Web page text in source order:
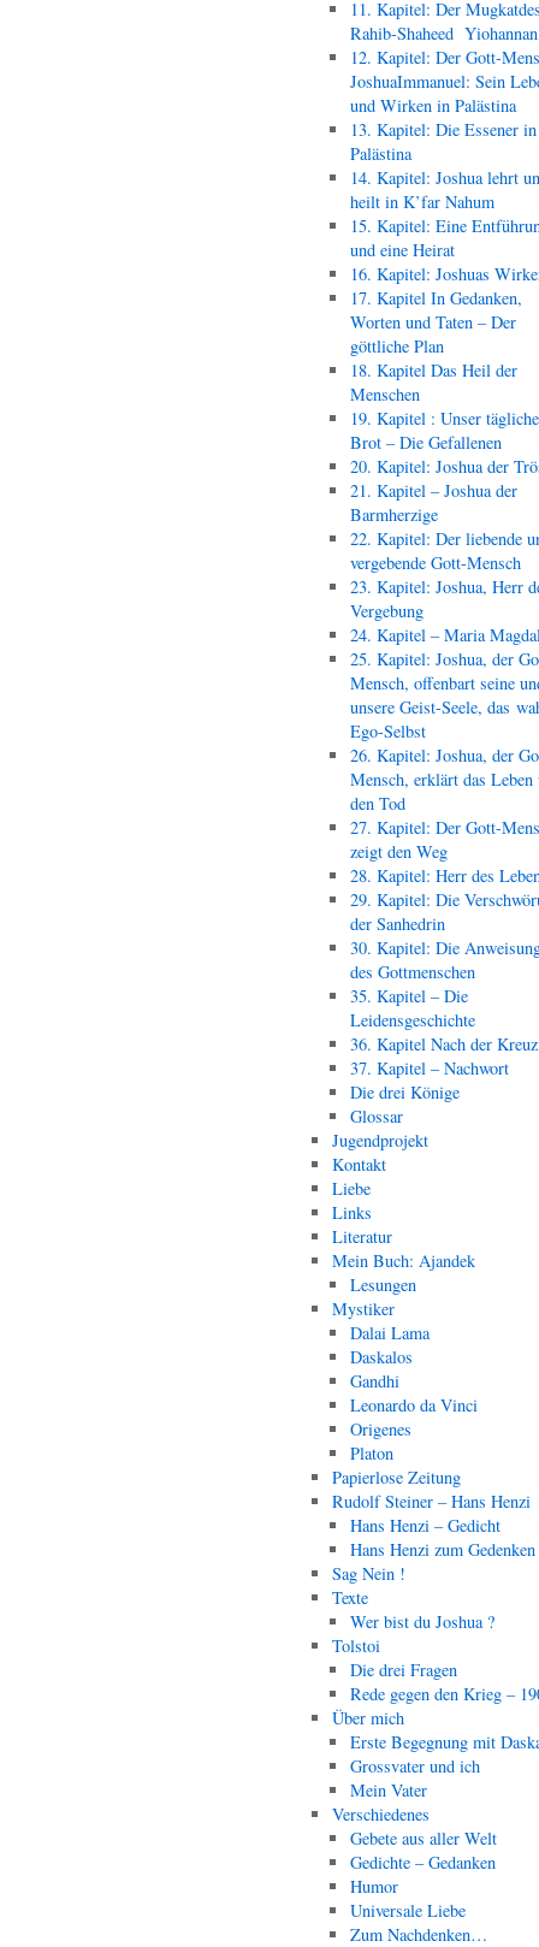
11. Kapitel: Der
Rahib-Shaheed
12. Kapitel: Der Gott-
JoshuaImmanuel: Sein
und Wirken in Palästina
13. Kapitel: Die Essener in
Palästina
14. Kapitel: Joshua lehrt
heilt in K’far Nahum
15. Kapitel: Eine
und eine Heirat
16. Kapitel: Joshuas
17. Kapitel In Gedanken,
Worten und Taten – Der
göttliche Plan
18. Kapitel Das Heil der
Menschen
19. Kapitel : Unser
Brot – Die Gefallenen
20. Kapitel: Joshua der
21. Kapitel – Joshua der
Barmherzige
22. Kapitel: Der liebende
vergebende Gott-Mensch
23. Kapitel: Joshua, Herr
Vergebung
24. Kapitel – Maria
25. Kapitel: Joshua, der
Mensch, offenbart seine
unsere Geist-Seele, das
Ego-Selbst
26. Kapitel: Joshua, der
Mensch, erklärt das Leben
den Tod
27. Kapitel: Der Gott-
zeigt den Weg
28. Kapitel: Herr des
29. Kapitel: Die
der Sanhedrin
30. Kapitel: Die
des Gottmenschen
35. Kapitel – Die
Leidensgeschichte
36. Kapitel Nach der
37. Kapitel – Nachwort
Die drei Könige
Glossar
Jugendprojekt
Kontakt
Liebe
Links
Literatur
Mein Buch: Ajandek
Lesungen
Mystiker
Dalai Lama
Daskalos
Gandhi
Leonardo da Vinci
Origenes
Platon
Papierlose Zeitung
Rudolf Steiner – Hans Henzi
Hans Henzi – Gedicht
Hans Henzi zum Gedenken
Sag Nein !
Texte
Wer bist du Joshua ?
Tolstoi
Die drei Fragen
Rede gegen den Krieg –
Über mich
Erste Begegnung mit
Grossvater und ich
Mein Vater
Verschiedenes
Gebete aus aller Welt
Gedichte – Gedanken
Humor
Universale Liebe
Zum Nachdenken…